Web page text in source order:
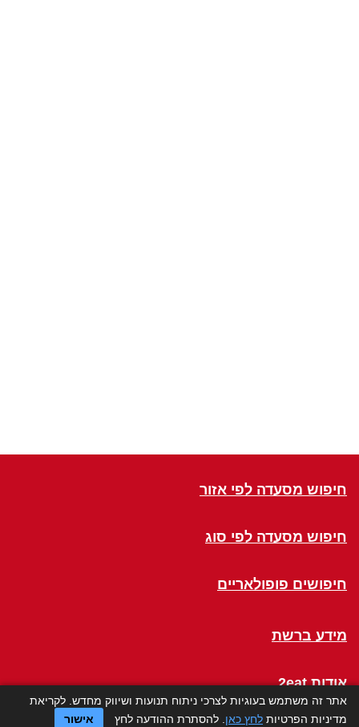
חיפוש מסעדה לפי אזור
חיפוש מסעדה לפי סוג
חיפושים פופולאריים
מידע ברשת
אודות 2eat
Click a Table
אתר זה משתמש בעוגיות לצרכי ניתוח תנועות ושיווק מחדש. לקריאת
מדיניות הפרטיות לחץ כאן . להסתרת ההודעה לחץ אישור